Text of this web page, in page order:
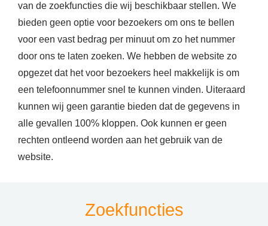
van de zoekfuncties die wij beschikbaar stellen. We
bieden geen optie voor bezoekers om ons te bellen
voor een vast bedrag per minuut om zo het nummer
door ons te laten zoeken. We hebben de website zo
opgezet dat het voor bezoekers heel makkelijk is om
een telefoonnummer snel te kunnen vinden. Uiteraard
kunnen wij geen garantie bieden dat de gegevens in
alle gevallen 100% kloppen. Ook kunnen er geen
rechten ontleend worden aan het gebruik van de
website.
Zoekfuncties